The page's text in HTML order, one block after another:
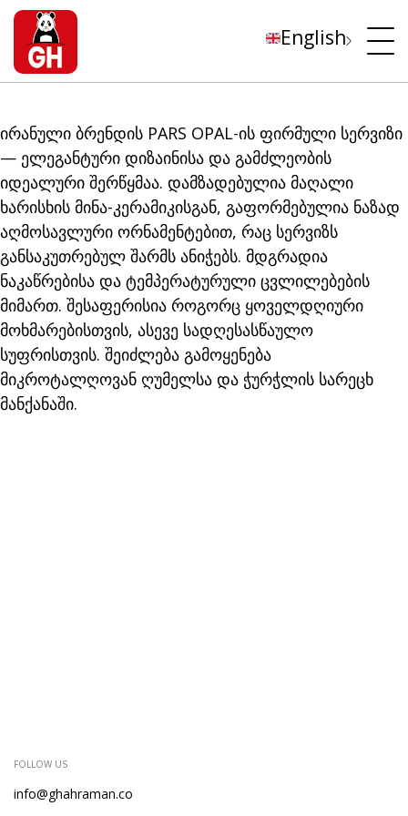
English
ირანული ბრენდის PARS OPAL-ის ფირმული სერვიზი
— ელეგანტური დიზაინისა და გამძლეობის
იდეალური შერწყმაა. დამზადებულია მაღალი
ხარისხის მინა-კერამიკისგან, გაფორმებულია ნაზად
აღმოსავლური ორნამენტებით, რაც სერვიზს
განსაკუთრებულ შარმს ანიჭებს. მდგრადია
ნაკაწრებისა და ტემპერატურული ცვლილებების
მიმართ. შესაფერისია როგორც ყოველდღიური
მოხმარებისთვის, ასევე სადღესასწაულო
სუფრისთვის. შეიძლება გამოყენება
მიკროტალღოვან ღუმელსა და ჭურჭლის სარეცხ
მანქანაში.
FOLLOW US
info@ghahraman.co